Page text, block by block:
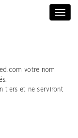
votre nom
tiers et ne serviront